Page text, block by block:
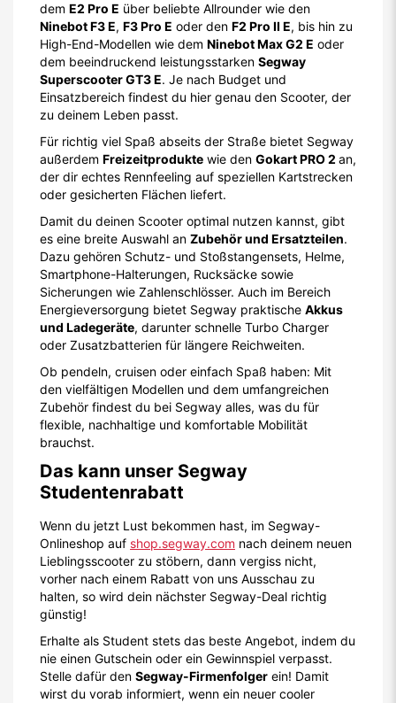
dem E2 Pro E über beliebte Allrounder wie den
Ninebot F3 E, F3 Pro E oder den F2 Pro II E, bis hin zu
High-End-Modellen wie dem Ninebot Max G2 E oder
dem beeindruckend leistungsstarken Segway
Superscooter GT3 E. Je nach Budget und
Einsatzbereich findest du hier genau den Scooter, der
zu deinem Leben passt.
Für richtig viel Spaß abseits der Straße bietet Segway
außerdem Freizeitprodukte wie den Gokart PRO 2 an,
der dir echtes Rennfeeling auf speziellen Kartstrecken
oder gesicherten Flächen liefert.
Damit du deinen Scooter optimal nutzen kannst, gibt
es eine breite Auswahl an Zubehör und Ersatzteilen.
Dazu gehören Schutz- und Stoßstangensets, Helme,
Smartphone-Halterungen, Rucksäcke sowie
Sicherungen wie Zahlenschlösser. Auch im Bereich
Energieversorgung bietet Segway praktische Akkus
und Ladegeräte, darunter schnelle Turbo Charger
oder Zusatzbatterien für längere Reichweiten.
Ob pendeln, cruisen oder einfach Spaß haben: Mit
den vielfältigen Modellen und dem umfangreichen
Zubehör findest du bei Segway alles, was du für
flexible, nachhaltige und komfortable Mobilität
brauchst.
Das kann unser Segway
Studentenrabatt
Wenn du jetzt Lust bekommen hast, im Segway-
Onlineshop auf shop.segway.com nach deinem neuen
Lieblingsscooter zu stöbern, dann vergiss nicht,
vorher nach einem Rabatt von uns Ausschau zu
halten, so wird dein nächster Segway-Deal richtig
günstig!
Erhalte als Student stets das beste Angebot, indem du
nie einen Gutschein oder ein Gewinnspiel verpasst.
Stelle dafür den Segway-Firmenfolger ein! Damit
wirst du vorab informiert, wenn ein neuer cooler